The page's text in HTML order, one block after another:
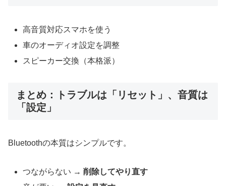
高音質対応スマホを使う
車のオーディオ設定を調整
スピーカー交換（本格派）
まとめ：トラブルは「リセット」、音質は
「設定」
Bluetoothの本質はシンプルです。
つながらない →削除してやり直す